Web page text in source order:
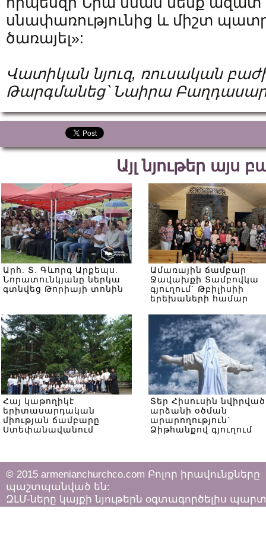
սնափառությունից և միշտ
ծառայել»:
Վատիկան նյուզ, ռուսական
Թարգմանեց՝ Նաիրա
Այլ նյութեր այս
Արհ. Տ. Գևորգ Արքեպս.
Նորատունկյանը ներկա
գտնվեց Թորիայի տոնին
Ամառային ճամբար
Ջավախքի Տամբովկա
գյուղում` Թբիլիսիի
երեխաների համար
Հայ կաթողիկէ
երիտասարդական
միության ճամբարը
Ստեփանավանում
Տեր Հիսուսին նվիրված
արձանի օծման
արարողություն`
Ձիթհանքով գյուղում
© 2015 armenianchurchco.com Բոլոր իրավունքները
պաշտպանված են:
ԶԼՄ-ները կայքի նյութերն օգտագործելիս